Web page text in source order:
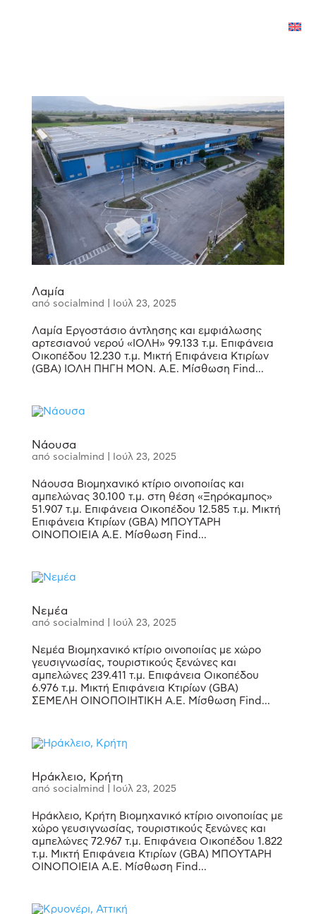
Λαμία
από socialmind Ιούλ 23, 2025
Λαμία Εργοστάσιο άντλησης και εμφιάλωσης
αρτεσιανού νερού «ΙΟΛΗ» 99.133 τ.μ. Επιφάνεια
Οικοπέδου 12.230 τ.μ. Μικτή Επιφάνεια Κτιρίων
(GBA) ΙΟΛΗ ΠΗΓΗ ΜΟΝ. Α.Ε. Μίσθωση Find...
Νάουσα
από socialmind Ιούλ 23, 2025
Νάουσα Βιομηχανικό κτίριο οινοποιίας και
αμπελώνας 30.100 τ.μ. στη θέση «Ξηρόκαμπος»
51.907 τ.μ. Επιφάνεια Οικοπέδου 12.585 τ.μ. Μικτή
Επιφάνεια Κτιρίων (GBA) ΜΠΟΥΤΑΡΗ
ΟΙΝΟΠΟΙΕΙΑ Α.Ε. Μίσθωση Find...
Νεμέα
από socialmind Ιούλ 23, 2025
Νεμέα Βιομηχανικό κτίριο οινοποιίας με χώρο
γευσιγνωσίας, τουριστικούς ξενώνες και
αμπελώνες 239.411 τ.μ. Επιφάνεια Οικοπέδου
6.976 τ.μ. Μικτή Επιφάνεια Κτιρίων (GBA)
ΣΕΜΕΛΗ ΟΙΝΟΠΟΙΗΤΙΚΗ Α.Ε. Μίσθωση Find...
Ηράκλειο, Κρήτη
από socialmind Ιούλ 23, 2025
Ηράκλειο, Κρήτη Βιομηχανικό κτίριο οινοποιίας με
χώρο γευσιγνωσίας, τουριστικούς ξενώνες και
αμπελώνες 72.967 τ.μ. Επιφάνεια Οικοπέδου 1.822
τ.μ. Μικτή Επιφάνεια Κτιρίων (GBA) ΜΠΟΥΤΑΡΗ
ΟΙΝΟΠΟΙΕΙΑ Α.Ε. Μίσθωση Find...